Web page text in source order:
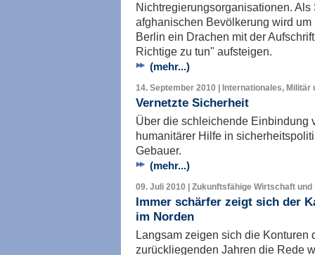
Nichtregierungsorganisationen.
afghanischen Bevölkerung wird
Berlin ein Drachen mit der
Richtige zu tun" aufsteigen.
(mehr...)
14. September 2010 | Internationales, Militär
Vernetzte Sicherheit
Über die schleichende Einbindung
humanitärer Hilfe in
Gebauer.
(mehr...)
09. Juli 2010 | Zukunftsfähige Wirtschaft
Immer schärfer zeigt sich der
im Norden
Langsam zeigen sich die Konturen
zurückliegenden Jahren die Rede